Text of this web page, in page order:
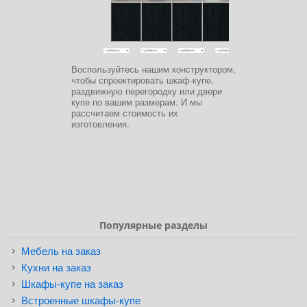
Воспользуйтесь нашим конструктором,
чтобы спроектировать шкаф-купе,
раздвижную перегородку или двери
купе по вашим размерам. И мы
рассчитаем стоимость их
изготовления.
Популярные разделы
Мебель на заказ
Кухни на заказ
Шкафы-купе на заказ
Встроенные шкафы-купе